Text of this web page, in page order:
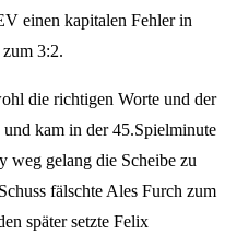
einen kapitalen Fehler in
3:2.
die richtigen Worte und der
kam in der 45.Spielminute
weg gelang die Scheibe zu
fälschte Ales Furch zum
später setzte Felix